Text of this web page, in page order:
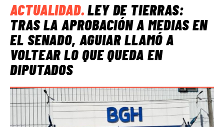
ACTUALIDAD.LEY DE TIERRAS:
TRAS LA APROBACIÓN A MEDIAS EN
EL SENADO, AGUIAR LLAMÓ A
VOLTEAR LO QUE QUEDA EN
DIPUTADOS